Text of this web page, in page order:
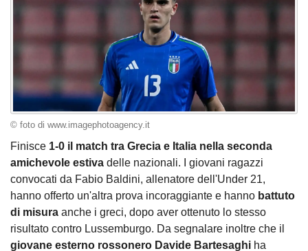
© foto di www.imagephotoagency.it
Finisce 1-0 il match tra Grecia e Italia nella seconda
amichevole estiva delle nazionali. I giovani ragazzi
convocati da Fabio Baldini, allenatore dell'Under 21,
hanno offerto un'altra prova incoraggiante e hanno battuto
di misura anche i greci, dopo aver ottenuto lo stesso
risultato contro Lussemburgo. Da segnalare inoltre che il
giovane esterno rossonero Davide Bartesaghi ha